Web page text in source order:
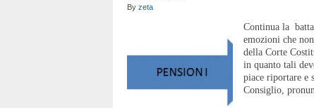
By zeta
Continua la
emozioni che
della Corte
in quanto tali
piace riportare e
Consiglio,